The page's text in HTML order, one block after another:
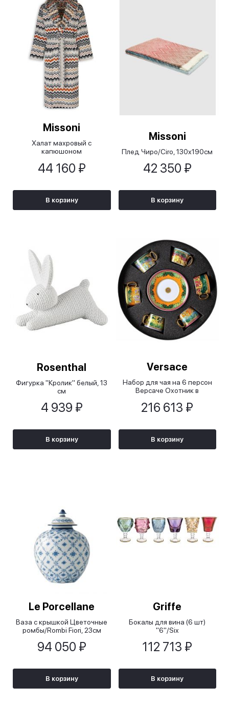
Missoni
Халат махровый с
капюшоном
44 160 ₽
В корзину
Missoni
Плед Чиро/Ciro, 130x190см
42 350 ₽
В корзину
Rosenthal
Фигурка "Кролик" белый, 13
см
4 939 ₽
В корзину
Versace
Набор для чая на 6 персон
Версаче Охотник в
Animalier
216 613 ₽
В корзину
Le Porcellane
Ваза с крышкой Цветочные
ромбы/Rombi Fiori, 23см
94 050 ₽
В корзину
Griffe
Бокалы для вина (6 шт)
"6"/Six
112 713 ₽
В корзину